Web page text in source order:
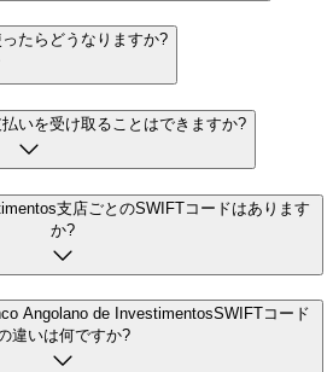
たらどうなりますか?
いを受け取ることはできますか?
支店ごとのSWIFTコードはあります
か?
Angolano de InvestimentosSWIFTコード
違いは何ですか?